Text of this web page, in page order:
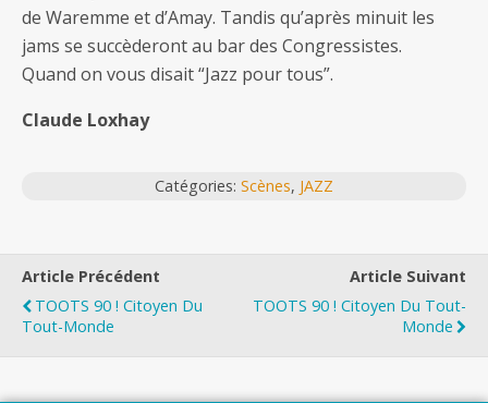
de Waremme et d’Amay. Tandis qu’après minuit les
jams se succèderont au bar des Congressistes.
Quand on vous disait “Jazz pour tous”.
Claude Loxhay
Catégories: Scènes, JAZZ
Article Précédent
TOOTS 90 ! Citoyen Du
Tout-Monde
Article Suivant
TOOTS 90 ! Citoyen Du Tout-
Monde